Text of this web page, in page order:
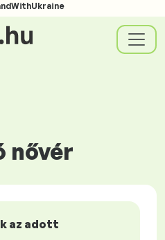
nővér
az adott